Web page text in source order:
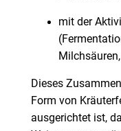
mit der
Dieses
Form von
ausgerichtet ist,